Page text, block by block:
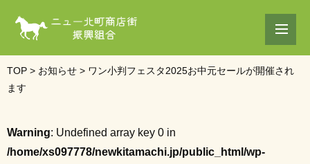
TOP > お知らせ > ワン小判フェスタ2025お中元セールが開催され
ます
Warning: Undefined array key 0 in
/home/xs097778/newkitamachi.jp/public_html/wp-